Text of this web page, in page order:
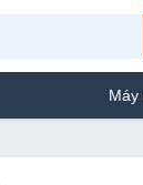
Máy Phun Sơn